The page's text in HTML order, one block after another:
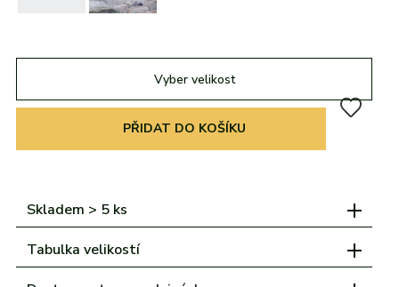
Nike Puma
Všechny značky
Vyber velikost
PŘIDAT DO KOŠÍKU
Skladem > 5 ks
Tabulka velikostí